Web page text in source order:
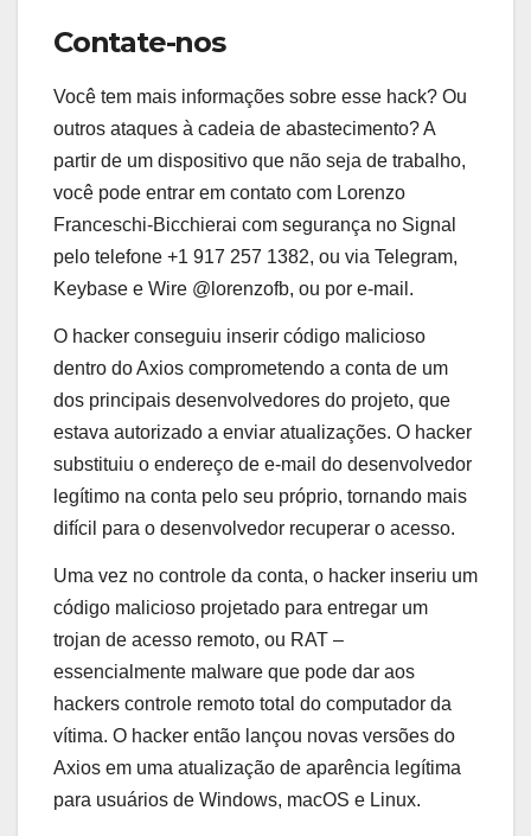
Contate-nos
Você tem mais informações sobre esse hack? Ou
outros ataques à cadeia de abastecimento? A
partir de um dispositivo que não seja de trabalho,
você pode entrar em contato com Lorenzo
Franceschi-Bicchierai com segurança no Signal
pelo telefone +1 917 257 1382, ou via Telegram,
Keybase e Wire @lorenzofb, ou por e-mail.
O hacker conseguiu inserir código malicioso
dentro do Axios comprometendo a conta de um
dos principais desenvolvedores do projeto, que
estava autorizado a enviar atualizações. O hacker
substituiu o endereço de e-mail do desenvolvedor
legítimo na conta pelo seu próprio, tornando mais
difícil para o desenvolvedor recuperar o acesso.
Uma vez no controle da conta, o hacker inseriu um
código malicioso projetado para entregar um
trojan de acesso remoto, ou RAT –
essencialmente malware que pode dar aos
hackers controle remoto total do computador da
vítima. O hacker então lançou novas versões do
Axios em uma atualização de aparência legítima
para usuários de Windows, macOS e Linux.